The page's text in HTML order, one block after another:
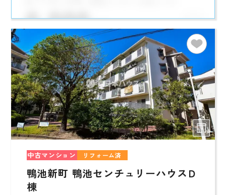
中古マンション リフォーム済
鴨池新町 鴨池センチュリーハウスＤ
棟